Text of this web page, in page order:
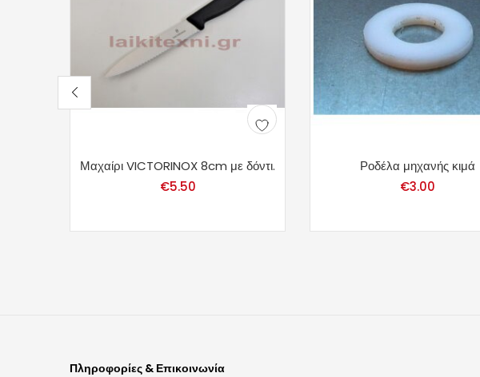
Μαχαίρι VICTORINOX 8cm με δόντι.
€5.50
Ροδέλα μηχανής κιμά
€3.00
Πληροφορίες & Επικοινωνία